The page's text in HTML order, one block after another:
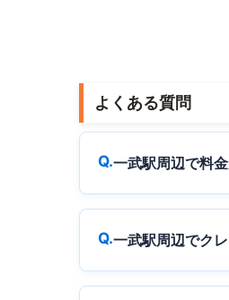
よくある質問
一武駅周辺で料
一武駅周辺でク